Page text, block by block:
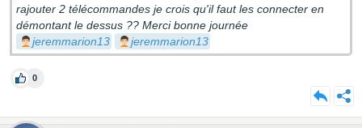
rajouter 2 télécommandes je crois qu'il faut les connecter en
démontant le dessus ?? Merci bonne journée
jeremmarion13
jeremmarion13
0